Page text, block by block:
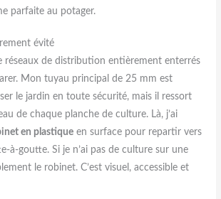
parfaite au potager.
évité
réseaux de distribution entièrement enterrés
Mon tuyau principal de 25 mm est
le jardin en toute sécurité, mais il ressort
de chaque planche de culture. Là, j’ai
en plastique en surface pour repartir vers
à-goutte. Si je n’ai pas de culture sur une
le robinet. C’est visuel, accessible et